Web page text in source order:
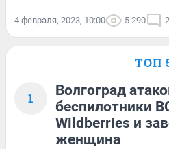
4 февраля, 2023, 10:00 5 290 2
ТОП
1
Волгоград
беспилотники
Wildberries и
женщина